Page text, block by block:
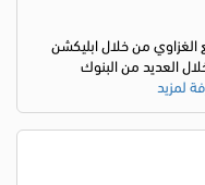
من خلال ابليكشن
العديد من البنوك
لمزيد